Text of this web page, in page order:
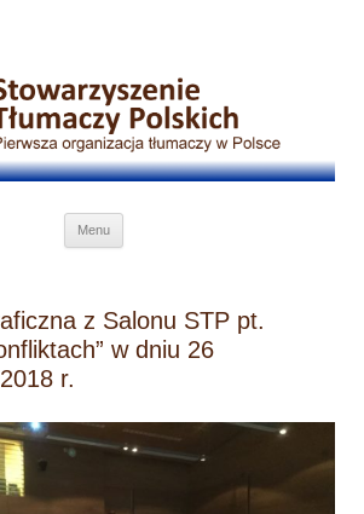
Menu
z Salonu STP pt.
w dniu 26
r.